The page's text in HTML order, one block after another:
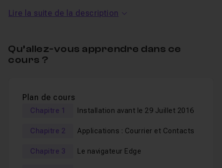
DansWindows10, on peut maintenant mieux gérer les
correctement à l'écran tout en gardant une bonne
lisibilité. Autre nouveauté : la
Vous allez aussi apprendre les bases de Windows
déplacer des fichiers(images, documents, musiques,
importerdes photos et des vidéos, installer des
Lire la suite de la description
Qu’allez-vous apprendre dans ce
cours ?
Plan de cours
Chapitre 1 Installation avant le 29 Juillet 2016
Chapitre 2 Applications : Courrier et Contacts
Chapitre 3 Le navigateur Edge